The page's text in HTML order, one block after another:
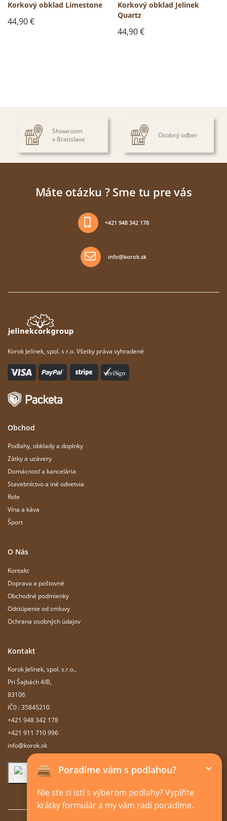
Korkový obklad Limestone
44,90€
Korkový obklad Jelinek
Quartz
44,90€
Showroom
v Bratislave
Osobný odber
Poradíme vám s podlahou?
Nie ste si istí s výberom podlahy? Vyplňte
krátky formulár a my vám radi poradíme.
Máte otázku ? Sme tu pre vás
+421 948 342 178
info@korok.sk
Korok Jelínek, spol. s r.o. Všetky práva vyhradené
Obchod
Podlahy, obklady a doplnky
Zátky a uzávery
Domácnosť a kancelária
Stavebníctvo a iné odvetvia
Role
Vína a káva
Šport
O Nás
Kontakt
Doprava a poštovné
Obchodné podmienky
Odstúpenie od zmluvy
Ochrana osobných údajov
Kontakt
Korok Jelínek, spol. s.r.o.,
Pri Šajbách 4/B,
83106
IČ0 : 35845210
+421 948 342 178
+421 911 710 996
info@korok.sk
Zmeniť nastavenie cookie